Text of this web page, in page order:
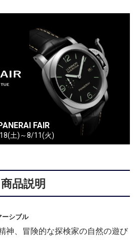
FAIR
土)～8/11(火)
商品説明
ーシブル
神、冒険的な探検家の自然の遊び